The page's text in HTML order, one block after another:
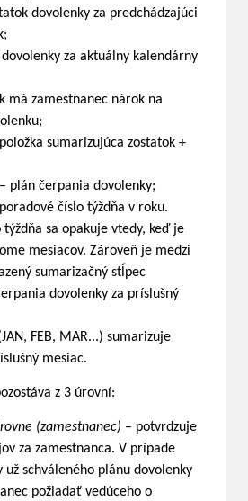
dovolenky za predchádzajúci
za aktuálny kalendárny
má zamestnanec nárok na
sumarizujúca zostatok +
– plán čerpania dovolenky;
číslo týždňa v roku.
týždňa sa opakuje vtedy, keď je
mesiacov. Zároveň je medzi
sumarizačný stĺpec
dovolenky za príslušný
FEB, MAR...) sumarizuje
mesiac.
z 3 úrovní:
(zamestnanec) – potvrdzuje
za zamestnanca. V prípade
už schváleného plánu dovolenky
požiadať vedúceho o